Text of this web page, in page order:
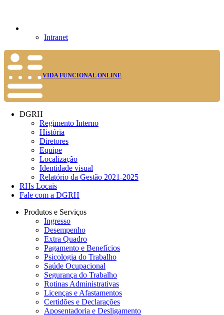
Intranet
VIDA FUNCIONAL ONLINE
DGRH
Regimento Interno
História
Diretores
Equipe
Localização
Identidade visual
Relatório da Gestão 2021-2025
RHs Locais
Fale com a DGRH
Produtos e Serviços
Ingresso
Desempenho
Extra Quadro
Pagamento e Benefícios
Psicologia do Trabalho
Saúde Ocupacional
Segurança do Trabalho
Rotinas Administrativas
Licenças e Afastamentos
Certidões e Declarações
Aposentadoria e Desligamento